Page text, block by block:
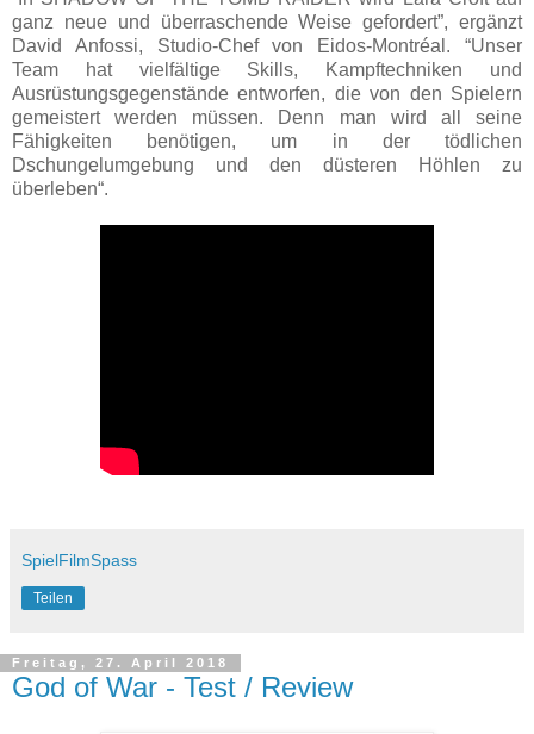
ganz neue und überraschende Weise gefordert”, ergänzt
David Anfossi, Studio-Chef von Eidos-Montréal. “Unser
Team hat vielfältige Skills, Kampftechniken und
Ausrüstungsgegenstände entworfen, die von den Spielern
gemeistert werden müssen. Denn man wird all seine
Fähigkeiten benötigen, um in der tödlichen
Dschungelumgebung und den düsteren Höhlen zu
überleben“.
SpielFilmSpass
Teilen
Freitag, 27. April 2018
God of War - Test / Review